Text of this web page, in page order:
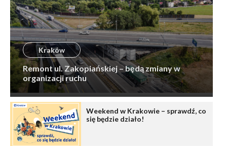
Kraków
Remont ul. Zakopiańskiej – będą zmiany w
organizacji ruchu
Weekend w Krakowie – sprawdź, co
się będzie działo!